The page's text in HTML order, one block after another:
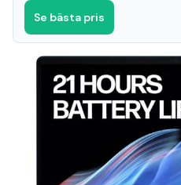
Se bästa pris